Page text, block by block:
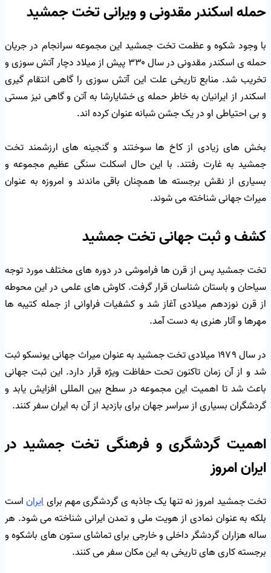
حمله اسکندر مقدونی و ویرانی تخت جمشید
با وجود شکوه و عظمت تخت جمشید این مجموعه سرانجام در جریان
حمله ی اسکندر مقدونی در سال ۳۳۰ پیش از میلاد دچار آتش سوزی و
تخریب شد. منابع تاریخی علت این آتش سوزی را گاهی انتقام گیری
اسکندر از ایرانیان به خاطر حمله ی خشایارشا به آتن و گاهی نیز مستی
و بی احتیاطی او در یک جشن شبانه عنوان کرده اند.
بخش های زیادی از کاخ ها سوختند و گنجینه های ارزشمند تخت
جمشید به غارت رفتند. با این حال اسکلت سنگی عظیم مجموعه و
بسیاری از نقش برجسته ها همچنان باقی ماندند و امروزه به عنوان
میراث جهانی شناخته می شوند.
کشف و ثبت جهانی تخت جمشید
تخت جمشید پس از قرن ها فراموشی در دوره های مختلف مورد توجه
سیاحان و باستان شناسان قرار گرفت. کاوش های علمی در این محوطه
از قرن نوزدهم میلادی آغاز شد و کشفیات فراوانی از جمله کتیبه ها
مهرها و آثار هنری به دست آمد.
در سال ۱۹۷۹ میلادی تخت جمشید به عنوان میراث جهانی یونسکو ثبت
شد و از آن زمان تاکنون تحت حفاظت ویژه قرار دارد. این ثبت جهانی
باعث شد تا اهمیت این مجموعه در سطح بین المللی افزایش یابد و
گردشگران بسیاری از سراسر جهان برای بازدید از آن به ایران سفر کنند.
اهمیت گردشگری و فرهنگی تخت جمشید در
ایران امروز
تخت جمشید امروز نه تنها یک جاذبه ی گردشگری مهم برایایراناست
بلکه به عنوان نمادی از هویت ملی و تمدن ایرانی شناخته می شود. هر
ساله هزاران گردشگر داخلی و خارجی برای تماشای ستون های باشکوه و
برجسته کاری های تاریخی به این مکان سفر می کنند.